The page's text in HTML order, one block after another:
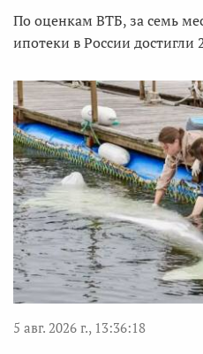
По оценкам ВТБ, за семь
ипотеки в России достигли
5 авг. 2026 г., 13:36:18